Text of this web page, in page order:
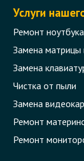
Услуги
Ремонт ноутбука
Замена матрицы
Замена
Чистка от пыли
Замена
Ремонт
Ремонт